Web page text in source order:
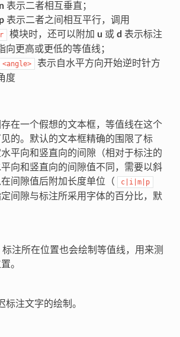
n表示二者相互垂直；
p表示二者之间相互平行，调用
模块时，还可以附加 u 或 d 表示标注
向更高或更低的等值线；
<angle>
表示自水平方向开始逆时针方
度
在一个假想的文本框，等值线在这个
见的。默认的文本框精确的围限了标
平向和竖直向的间隙（相对于标注的
向和竖直向的间隙值不同，需要以斜
间隙值后附加长度单位（
c|i|m|p
间隙与标注所采用字体的百分比，默
标注所在位置也会绘制等值线，用来测
。
标注文字的绘制。